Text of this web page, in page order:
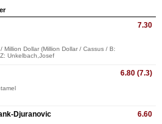
7.30
Million Dollar (Million Dollar / Cassus / B:
Unkelbach,Josef
6.80 (7.3)
6.60
Djuranovic